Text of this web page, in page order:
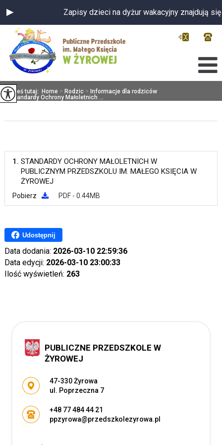
Zapisy dzieci na dyżur wakacyjny znajdują
Jesteś tutaj: Home > Rodzic > Informacje dla rodziców
> Standardy Ochrony Małoletnich ...
1. STANDARDY OCHRONY MAŁOLETNICH W
PUBLICZNYM PRZEDSZKOLU IM. MAŁEGO KSIĘCIA W
ŻYROWEJ
Pobierz PDF - 0.44MB
Udostępnij
Data dodania: 2026-03-10 22:59:36
Data edycji: 2026-03-10 23:00:33
Ilość wyświetleń: 263
PUBLICZNE PRZEDSZKOLE W
ŻYROWEJ
Adres pocztowy:
47-330 Żyrowa
ul. Poprzeczna 7
+48 77 484 44 21
ppzyrowa@przedszkolezyrowa.pl